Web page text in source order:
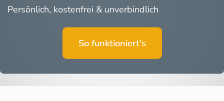
Persönlich, kostenfrei & unverbindlich
So funktioniert's